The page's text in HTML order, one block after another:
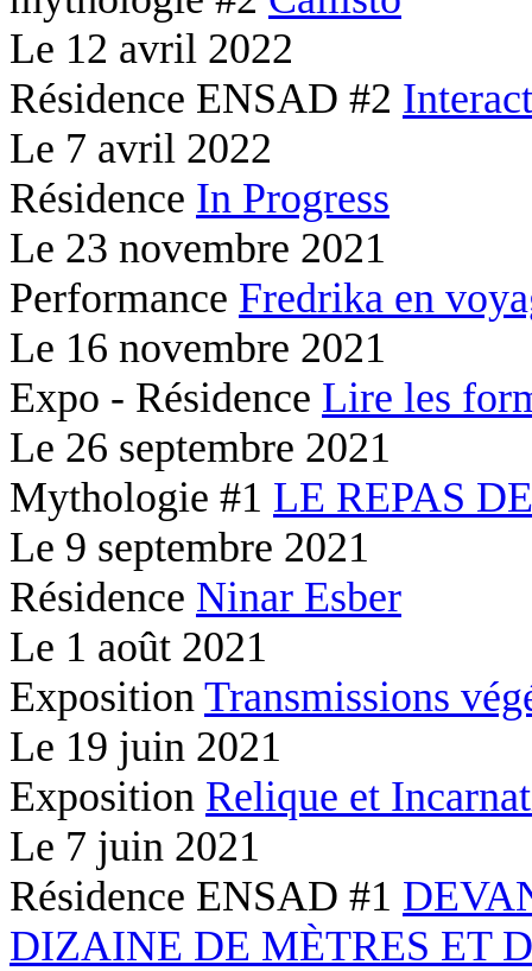
Le 12 avril 2022
Résidence ENSAD #2
Le 7 avril 2022
Résidence In Progress
Le 23 novembre 2021
Performance Fredrika en
Le 16 novembre 2021
Expo - Résidence Lire les
Le 26 septembre 2021
Mythologie #1 LE REPAS
Le 9 septembre 2021
Résidence Ninar Esber
Le 1 août 2021
Exposition Transmissions
Le 19 juin 2021
Exposition Relique et
Le 7 juin 2021
Résidence ENSAD #1
DIZAINE DE MÈTRES ET